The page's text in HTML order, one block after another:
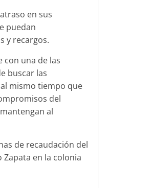
en sus
puedan
y recargos.
con una de las
buscar las
mismo tiempo que
del
al
de recaudación del
Zapata en la colonia